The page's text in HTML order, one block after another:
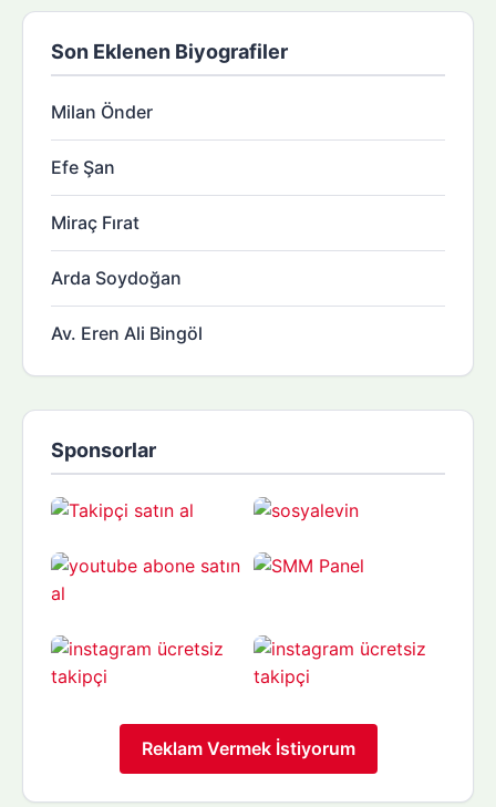
Son Eklenen Biyografiler
Milan Önder
Efe Şan
Miraç Fırat
Arda Soydoğan
Av. Eren Ali Bingöl
Sponsorlar
Reklam Vermek İstiyorum